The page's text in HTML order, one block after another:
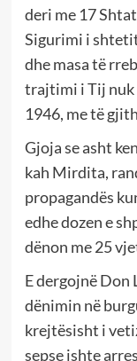
deri me 17
Sigurimi i
dhe masa të
trajtimi i Tij nuk
1946, me të
Gjoja se asht
kah Mirdita,
propagandës
edhe dozen e
dënon me 25
E dergojnë Don
dënimin në
krejtësisht i
sepse ishte